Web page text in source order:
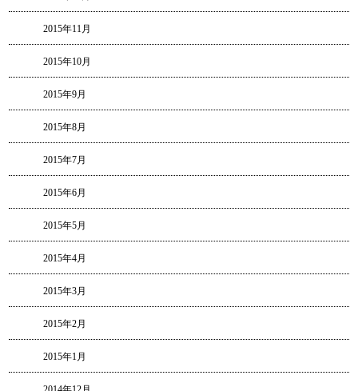
2015年11月
2015年10月
2015年9月
2015年8月
2015年7月
2015年6月
2015年5月
2015年4月
2015年3月
2015年2月
2015年1月